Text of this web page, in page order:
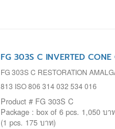
FG 303S C INVERTED
FG 303S C RESTORATION
813 ISO 806 314 032 534 016
Product # FG 303S C
Package : box of 6 pcs. 1,050 บา
(1 pcs. 175 บาท)